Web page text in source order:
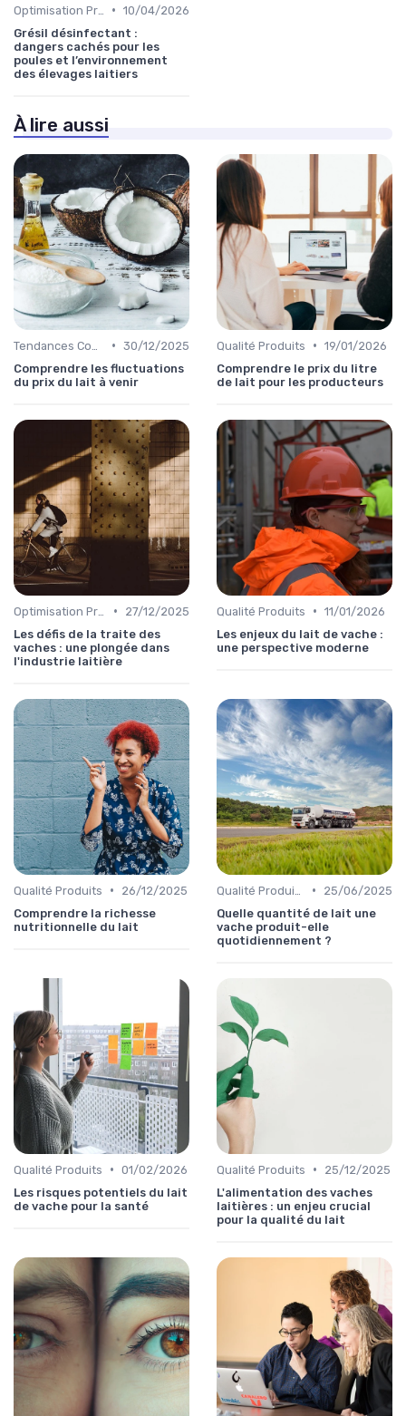
• 10/04/2026
Grésil désinfectant :
dangers cachés pour les
poules et l’environnement
des élevages laitiers
À lire aussi
• 30/12/2025
Comprendre les fluctuations
du prix du lait à venir
Qualité Produits • 19/01/2026
Comprendre le prix du litre
de lait pour les producteurs
•
27/12/2025
Les défis de la traite des
vaches : une plongée dans
l'industrie laitière
Qualité Produits • 11/01/2026
Les enjeux du lait de vache :
une perspective moderne
Qualité Produits •
26/12/2025
Comprendre la richesse
nutritionnelle du lait
•
25/06/2025
Quelle quantité de lait une
vache produit-elle
quotidiennement ?
Qualité Produits • 01/02/2026
Les risques potentiels du lait
de vache pour la santé
Qualité Produits •
25/12/2025
L'alimentation des vaches
laitières : un enjeu crucial
pour la qualité du lait